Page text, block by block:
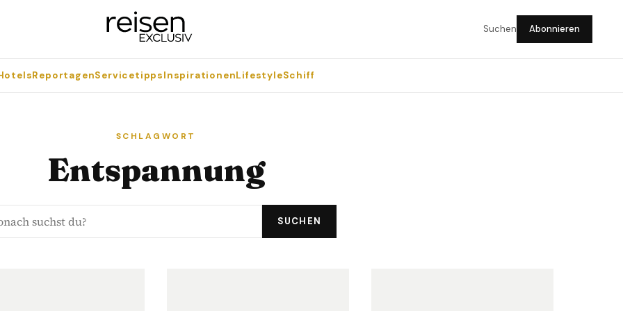
Suchen Abonnieren
ReportagenServicetippsInspirationenLifestyleSchiff
SCHLAGWORT
Entspannung
SUCHEN